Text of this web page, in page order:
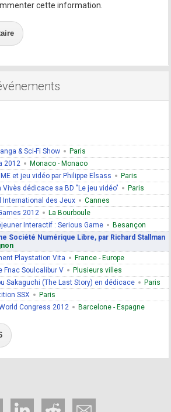
cette information.
& Sci-Fi Show Paris
2012 Monaco - Monaco
et jeu vidéo par Philippe Elsass Paris
Vivès dédicace sa BD "Le jeu vidéo" Paris
International des Jeux Cannes
2012 La Bourboule
Interactif : Serious Game Besançon
Société Numérique Libre, par Richard Stallman
Playstation Vita France - Europe
Fnac Soulcalibur V Plusieurs villes
Sakaguchi (The Last Story) en dédicace Paris
SSX Paris
Congress 2012 Barcelone - Espagne